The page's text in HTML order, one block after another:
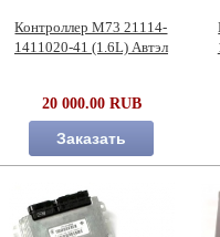
Контроллер М73 21114-
1411020-41 (1.6L) Автэл
20 000.00 RUB
Заказать